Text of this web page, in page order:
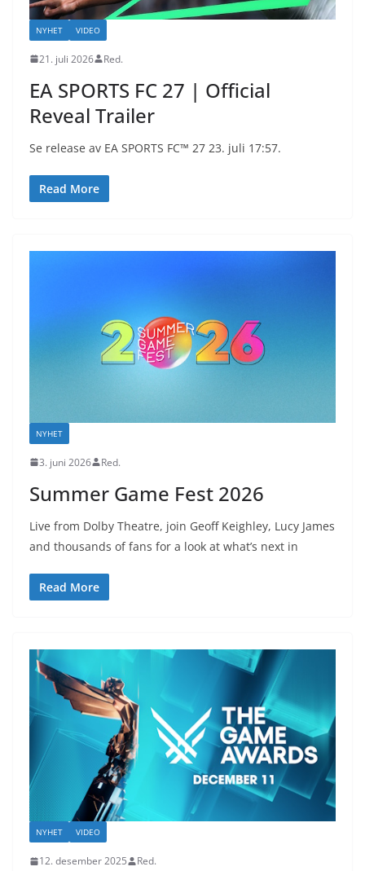
NYHET VIDEO
21. juli 2026 Red.
EA SPORTS FC 27 | Official
Reveal Trailer
Se release av EA SPORTS FC™ 27 23. juli 17:57.
Read More
NYHET
3. juni 2026 Red.
Summer Game Fest 2026
Live from Dolby Theatre, join Geoff Keighley, Lucy James
and thousands of fans for a look at what’s next in
Read More
NYHET VIDEO
12. desember 2025 Red.